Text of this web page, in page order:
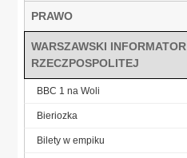
PRAWO
WARSZAWSKI INFORMATOR
RZECZPOSPOLITEJ
BBC 1 na Woli
Bieriozka
Bilety w empiku